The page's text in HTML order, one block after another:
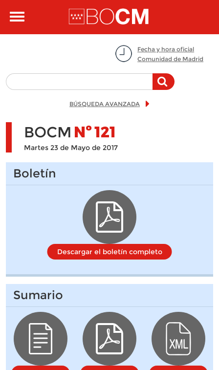
Toggle
Fecha y hora oficial
Comunidad de Madrid
BÚSQUEDA AVANZADA
BOCM Nº121
Martes 23 de Mayo de 2017
Boletín
Descargar el boletín completo
Sumario